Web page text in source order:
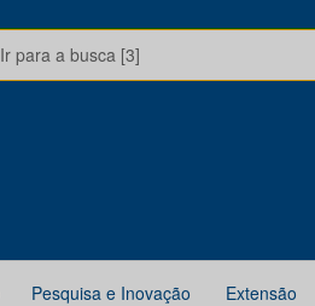
Ir para a busca [3]
Pesquisa e Inovação Extensão